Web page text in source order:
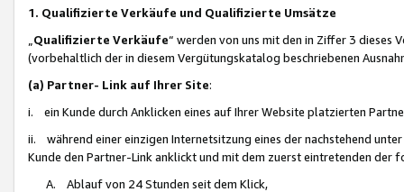
1. Qualifizierte Verkäufe und Qualifizierte Umsätze
Qualifizierte Verkäufe“ werden von uns mit den in Ziffer 3
(vorbehaltlich der in diesem Vergütungskatalog beschriebenen
(a) Partner- Link auf Ihrer Site:
i. ein Kunde durch Anklicken eines auf Ihrer Website platzierten
ii. während einer einzigen Internetsitzung eines der nachstehend
Kunde den Partner-Link anklickt und mit dem zuerst eintretenden der
A. Ablauf von 24 Stunden seit dem Klick,